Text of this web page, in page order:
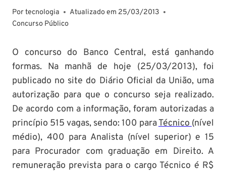
Portecnologia Atualizado em 25/03/2013
Concurso Público
O concurso do Banco Central, está ganhando
formas. Na manhã de hoje (25/03/2013), foi
publicado no site do Diário Oficial da União, uma
autorização para que o concurso seja realizado.
De acordo com a informação, foram autorizadas a
princípio 515 vagas, sendo: 100 paraTécnico(nível
médio), 400 para Analista (nível superior) e 15
para Procurador com graduação em Direito. A
remuneração prevista para o cargo Técnico é R$